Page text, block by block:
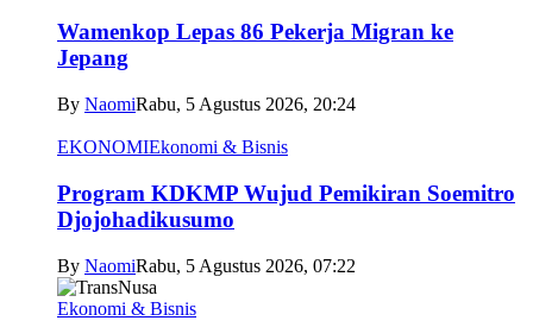
Wamenkop Lepas 86 Pekerja Migran ke
Jepang
By NaomiRabu, 5 Agustus 2026, 20:24
EKONOMIEkonomi & Bisnis
Program KDKMP Wujud Pemikiran Soemitro
Djojohadikusumo
By NaomiRabu, 5 Agustus 2026, 07:22
Ekonomi & Bisnis